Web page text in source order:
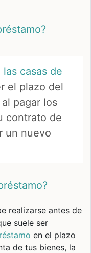
las casas de
el plazo del
pagar los
contrato de
un nuevo
realizarse antes de
suele ser
en el plazo
de tus bienes, la